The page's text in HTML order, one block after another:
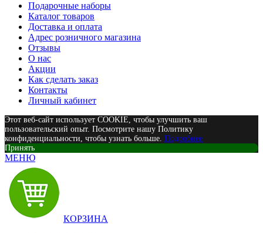
Подарочные наборы
Каталог товаров
Доставка и оплата
Адрес розничного магазина
Отзывы
О нас
Акции
Как сделать заказ
Контакты
Личный кабинет
Этот веб-сайт использует COOKIE, чтобы улучшить ваш
пользовательский опыт. Посмотрите нашу Политику
конфиденциальности, чтобы узнать больше. Подробнее
Принять
МЕНЮ
КОРЗИНА